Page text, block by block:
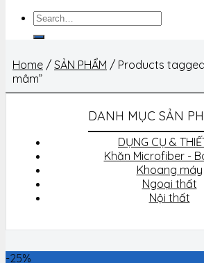
Search
Home / SẢN PHẨM / Products
mâm”
DANH MỤC SẢN
DỤNG CỤ &
Khăn Microfiber -
Khoang máy
Ngoại thất
Nội thất
-25%